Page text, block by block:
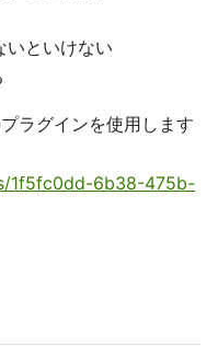
いといけない
ラグインを使用します
1f5fc0dd-6b38-475b-